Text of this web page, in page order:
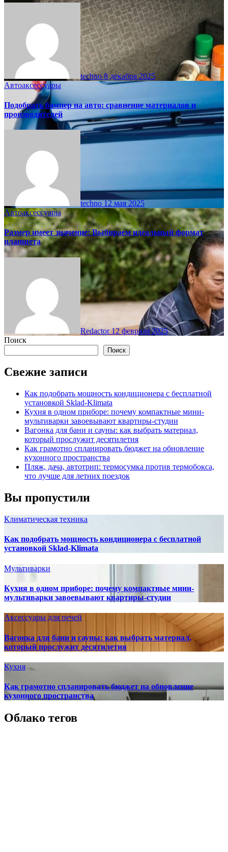
techno8 декабря 2025
Автоаксессуары
Подобрать бампер на авто: сравнение материалов и
производителей
techno12 мая 2025
Автоаксессуары
Размер имеет значение: Выбираем идеальный формат
планшета
Redactor12 февраля 2025
Поиск
Поиск
Свежие записи
Как подобрать мощность кондиционера с бесплатной
установкой Sklad-Klimata
Кухня в одном приборе: почему компактные мини-
мультиварки завоевывают квартиры-студии
Вагонка для бани и сауны: как выбрать материал,
который прослужит десятилетия
Как грамотно спланировать бюджет на обновление
кухонного пространства
Пляж, дача, автотрип: термосумка против термобокса,
что лучше для летних поездок
Вы пропустили
Климатическая техника
Как подобрать мощность кондиционера с бесплатной
установкой Sklad-Klimata
Мультиварки
Кухня в одном приборе: почему компактные мини-
мультиварки завоевывают квартиры-студии
Аксессуары для печей
Вагонка для бани и сауны: как выбрать материал,
который прослужит десятилетия
Кухня
Как грамотно спланировать бюджет на обновление
кухонного пространства
Облако тегов